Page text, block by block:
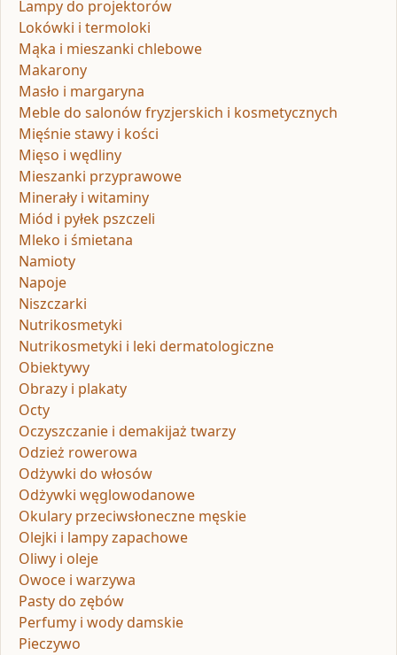
Lampy do projektorów
Lokówki i termoloki
Mąka i mieszanki chlebowe
Makarony
Masło i margaryna
Meble do salonów fryzjerskich i kosmetycznych
Mięśnie stawy i kości
Mięso i wędliny
Mieszanki przyprawowe
Minerały i witaminy
Miód i pyłek pszczeli
Mleko i śmietana
Namioty
Napoje
Niszczarki
Nutrikosmetyki
Nutrikosmetyki i leki dermatologiczne
Obiektywy
Obrazy i plakaty
Octy
Oczyszczanie i demakijaż twarzy
Odzież rowerowa
Odżywki do włosów
Odżywki węglowodanowe
Okulary przeciwsłoneczne męskie
Olejki i lampy zapachowe
Oliwy i oleje
Owoce i warzywa
Pasty do zębów
Perfumy i wody damskie
Pieczywo